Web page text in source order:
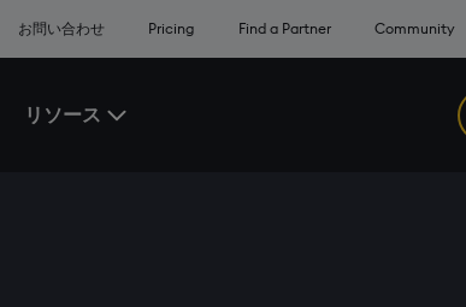
お問い合わせ Pricing Find a Partner Community
the 開発者 Menu
リソース
Toggle the リソース Menu